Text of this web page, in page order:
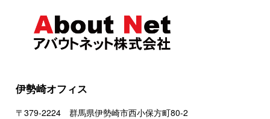
伊勢崎オフィス
〒379-2224 群馬県伊勢崎市西小保方町80-2